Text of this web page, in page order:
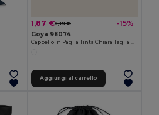
1,87 €2,19 € -15%
Goya 98074
Aggiungi al carrello